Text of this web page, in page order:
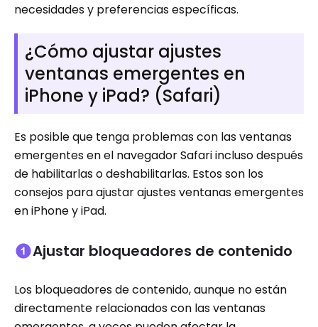
necesidades y preferencias específicas.
¿Cómo ajustar ajustes
ventanas emergentes en
iPhone y iPad? (Safari)
Es posible que tenga problemas con las ventanas
emergentes en el navegador Safari incluso después
de habilitarlas o deshabilitarlas. Estos son los
consejos para ajustar ajustes ventanas emergentes
en iPhone y iPad.
Ajustar bloqueadores de contenido
Los bloqueadores de contenido, aunque no están
directamente relacionados con las ventanas